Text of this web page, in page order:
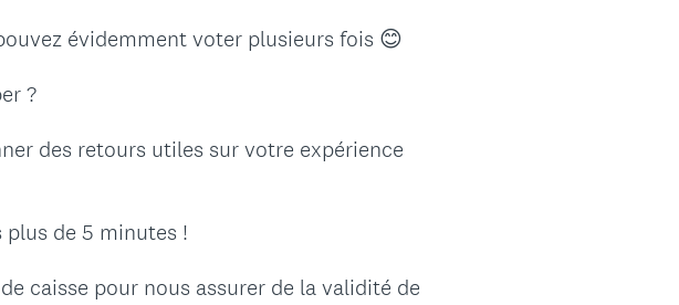
évidemment voter plusieurs fois 😊
?
des retours utiles sur votre expérience
plus de 5 minutes !
caisse pour nous assurer de la validité de